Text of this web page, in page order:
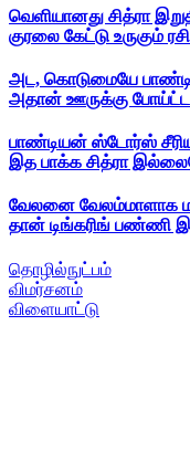
வெளியானது சித்ரா
குரலை கேட்டு உருகும்
அட, கொடுமையே
அதான் ஊருக்கு போய்ட்ட
பாண்டியன் ஸ்டோர்ஸ்
இத பாக்க சித்ரா
வேலனை வேலம்மாளாக
தான் டிங்கரிங் பண்ணி
தொழில்நுட்பம்
விமர்சனம்
விளையாட்டு